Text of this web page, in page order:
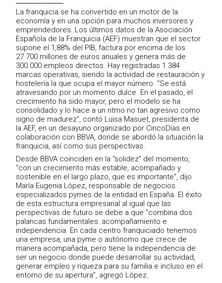
La franquicia se ha convertido en un motor de la
economía y en una opción para muchos inversores y
emprendedores. Los últimos datos de la Asociación
Española de la Franquicia (AEF) muestran que el sector
supone el 1,88% del PIB, factura por encima de los
27.700 millones de euros anuales y genera más de
300.000 empleos directos. Hay registradas 1.384
marcas operativas, siendo la actividad de restauración y
hostelería la que ocupa el mayor número. “Se está
atravesando por un momento dulce. En el pasado, el
crecimiento ha sido mayor, pero el modelo se ha
consolidado y lo hace a un ritmo no tan agresivo como
signo de madurez”, contó Luisa Masuet, presidenta de
la AEF, en un desayuno organizado por CincoDías en
colaboración con BBVA, donde se abordó la situación la
franquicia, así como sus perspectivas.
Desde BBVA coinciden en la “solidez” del momento,
“con un crecimiento más estable, acompañado y
sostenible en el largo plazo, que es importante”, dijo
María Eugenia López, responsable de negocios
especializados pymes de la entidad en España. El éxito
de esta estructura empresarial al igual que las
perspectivas de futuro se debe a que “combina dos
palancas fundamentales: acompañamiento e
independencia. En cada centro franquiciado tenemos
una empresa, una pyme o autónomo que crece de
manera acompañada, pero tiene la independencia de
ser un negocio donde puede desarrollar su actividad,
generar empleo y riqueza para su familia e incluso en el
entorno de su apertura”, agregó López.